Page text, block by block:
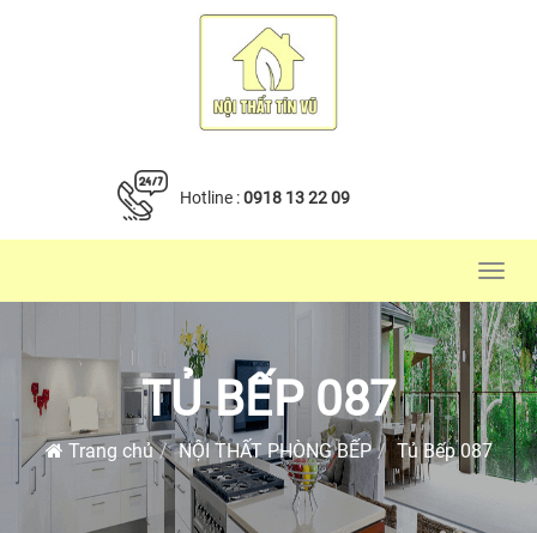
Hotline :0918 13 22 09
TỦ BẾP 087
Trang chủ NỘI THẤT PHÒNG BẾP Tủ Bếp 087